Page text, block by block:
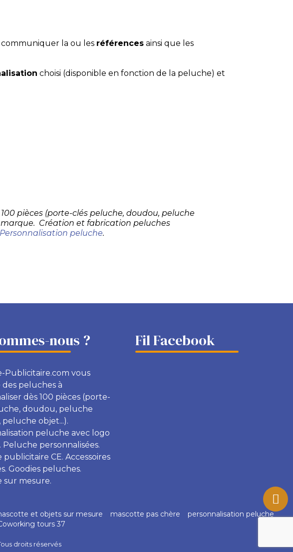
la ou les références ainsi que les
choisi (disponible en fonction de la peluche) et
pièces (porte-clés peluche, doudou, peluche
marque. Création et fabrication peluches
Personnalisation peluche.
nous ?
Publicitaire.com vous
des peluches à
dès 100 pièces (porte-
doudou, peluche
peluche objet...).
peluche avec logo
personnalisées.
publicitaire CE. Accessoires
Goodies peluches.
sur mesure.
Fil Facebook
et objets sur mesure mascotte pas chère
personnalisation peluche
tours 37
droits réservés